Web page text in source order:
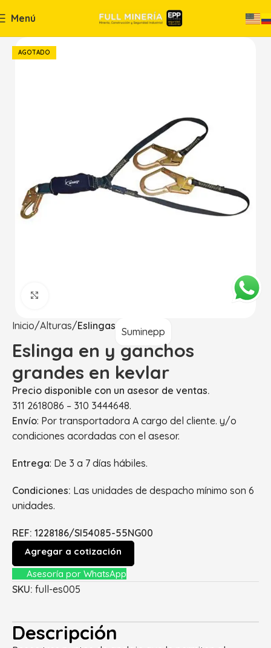
Menú
AGOTADO
Inicio Alturas Eslingas Suminepp
Eslinga en y ganchos
grandes en kevlar
Precio disponible con un asesor de ventas.
311 2618086 – 310 3444648.
Envío: Por transportadora A cargo del cliente. y/o
condiciones acordadas con el asesor.
Entrega: De 3 a 7 días hábiles.
Condiciones: Las unidades de despacho mínimo son 6
unidades.
REF: 1228186/SI54085-55NG00
Agregar a cotización
Asesoría por WhatsApp
SKU: full-es005
Descripción